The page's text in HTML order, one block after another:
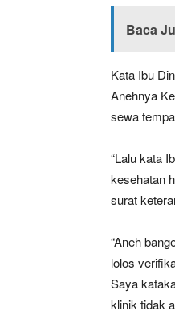
Baca
Kata Ibu
Anehnya
sewa
“Lalu kata
kesehatan
surat
“Aneh
lolos
Saya
klinik tidak